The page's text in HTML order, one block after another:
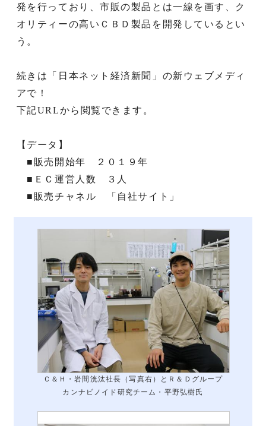
発を行っており、市販の製品とは一線を画す、ク
オリティーの高いＣＢＤ製品を開発しているとい
う。
続きは「日本ネット経済新聞」の新ウェブメディ
アで！
下記URLから閲覧できます。
【データ】
■販売開始年 ２０１９年
■ＥＣ運営人数 ３人
■販売チャネル 「自社サイト」
Ｃ＆Ｈ・岩間洸汰社長（写真右）とＲ＆Ｄグループ
カンナビノイド研究チーム・平野弘樹氏